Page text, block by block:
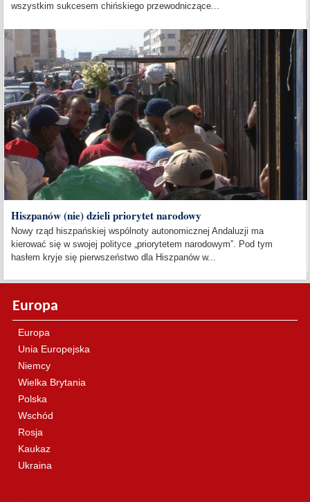
wszystkim sukcesem chińskiego przewodniczące...
Hiszpanów (nie) dzieli priorytet narodowy
Nowy rząd hiszpańskiej wspólnoty autonomicznej Andaluzji ma
kierować się w swojej polityce „priorytetem narodowym”. Pod tym
hasłem kryje się pierwszeństwo dla Hiszpanów w...
Europa
Europa
Unia Europejska
Niemcy
Wielka Brytania
Polska
Wschód
Rosja
Kaukaz
Ukraina